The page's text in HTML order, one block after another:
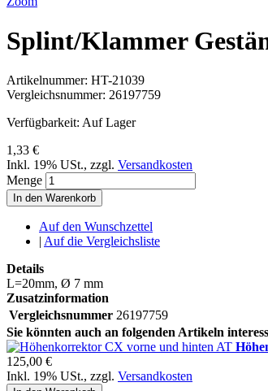
Splint/Klammer
Artikelnummer: HT-21039
Vergleichsnummer: 26197759
Verfügbarkeit: Auf Lager
1,33 €
Inkl. 19% USt., zzgl. Versandkosten
Menge
In den Warenkorb
Auf den Wunschzettel
| Auf die Vergleichsliste
Details
L=20mm, Ø 7 mm
Zusatzinformation
Vergleichsnummer 26197759
Sie könnten auch an folgenden Artikeln
125,00 €
Inkl. 19% USt., zzgl. Versandkosten